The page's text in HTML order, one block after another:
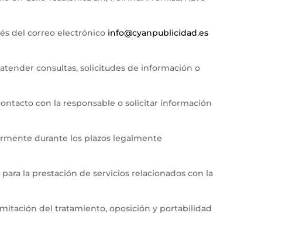
del correo electrónico info@cyanpublicidad.es
consultas, solicitudes de información o
con la responsable o solicitar información
durante los plazos legalmente
la prestación de servicios relacionados con la
del tratamiento, oposición y portabilidad